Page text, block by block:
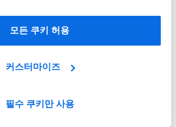
모든 쿠키 허용
커스터마이즈
필수 쿠키만 사용